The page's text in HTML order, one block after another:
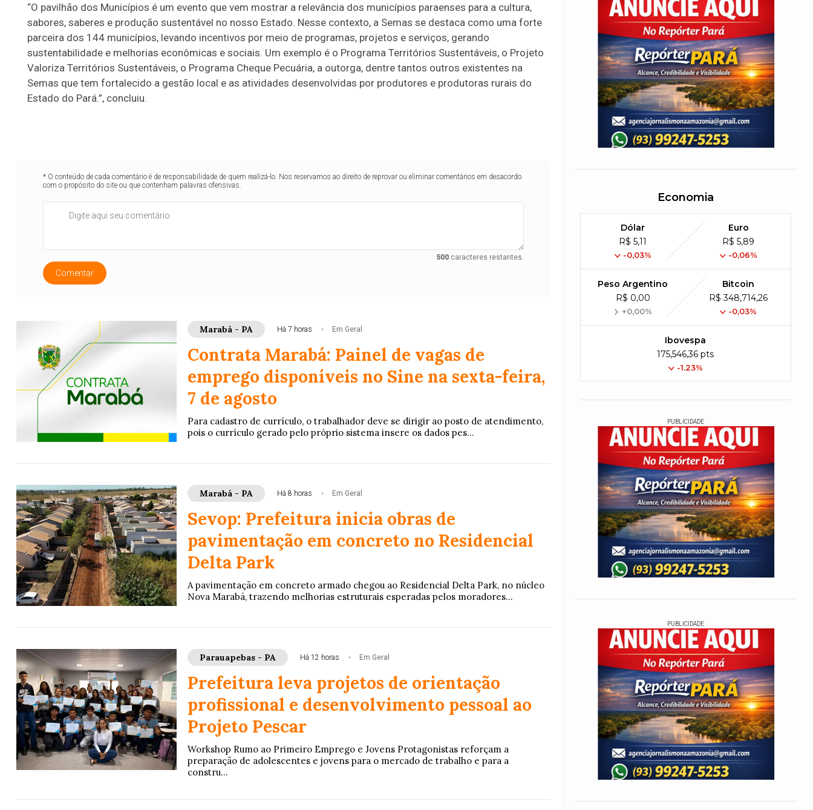
aproxima
da
sociedade
as ações
ambientais
do Estado
por um
“O pavilhão dos Municípios é um evento que vem mostrar a relevância dos municípios paraenses para a cultura,
sabores, saberes e produção sustentável no nosso Estado. Nesse contexto, a Semas se destaca como uma forte
parceira dos 144 municípios, levando incentivos por meio de programas, projetos e serviços, gerando
sustentabilidade e melhorias econômicas e sociais. Um exemplo é o Programa Territórios Sustentáveis, o Projeto
Valoriza Territórios Sustentáveis, o Programa Cheque Pecuária, a outorga, dentre tantos outros existentes na
Semas que tem fortalecido a gestão local e as atividades desenvolvidas por produtores e produtoras rurais do
Estado do Pará.”, concluiu.
* O conteúdo de cada comentário é de responsabilidade de quem realizá-lo. Nos reservamos ao direito de reprovar ou eliminar comentários em desacordo
com o propósito do site ou que contenham palavras ofensivas.
500caracteres restantes.
Comentar
Marabá - PA Há 7 horas Em Geral
Contrata Marabá: Painel de vagas de
emprego disponíveis no Sine na sexta-feira,
7 de agosto
Para cadastro de currículo, o trabalhador deve se dirigir ao posto de atendimento,
pois o currículo gerado pelo próprio sistema insere os dados pes...
Marabá - PA Há 8 horas Em Geral
Sevop: Prefeitura inicia obras de
pavimentação em concreto no Residencial
Delta Park
A pavimentação em concreto armado chegou ao Residencial Delta Park, no núcleo
Nova Marabá, trazendo melhorias estruturais esperadas pelos moradores...
Parauapebas - PA Há 12 horas Em Geral
Prefeitura leva projetos de orientação
profissional e desenvolvimento pessoal ao
Projeto Pescar
Workshop Rumo ao Primeiro Emprego e Jovens Protagonistas reforçam a
preparação de adolescentes e jovens para o mercado de trabalho e para a
constru...
Economia
Dólar
R$ 5,11
-0,03%
Euro
R$ 5,89
-0,06%
Peso Argentino
R$ 0,00
+0,00%
Bitcoin
R$ 348,714,26
-0,03%
Ibovespa
175,546,36 pts
-1.23%
PUBLICIDADE
PUBLICIDADE